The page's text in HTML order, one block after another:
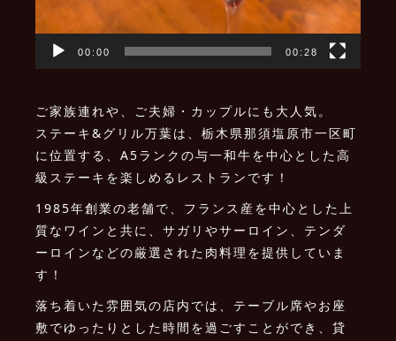
00:00 00:28
ご家族連れや、ご夫婦・カップルにも大人気。
ステーキ&グリル万葉は、栃木県那須塩原市一区町
に位置する、A5ランクの与一和牛を中心とした高
級ステーキを楽しめるレストランです！
1985年創業の老舗で、フランス産を中心とした上
質なワインと共に、サガリやサーロイン、テンダ
ーロインなどの厳選された肉料理を提供していま
す！
落ち着いた雰囲気の店内では、テーブル席やお座
敷でゆったりとした時間を過ごすことができ、貸